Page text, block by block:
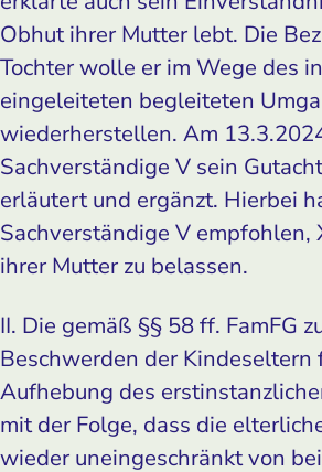
Obhut ihrer Mutter lebt. Die
Tochter wolle er im Wege des
eingeleiteten begleiteten
wiederherstellen. Am
Sachverständige V sein
erläutert und ergänzt. Hierbei
Sachverständige V empfohlen,
ihrer Mutter zu belassen.
II. Die gemäß §§ 58 ff. FamFG
Beschwerden der Kindeseltern
Aufhebung des
mit der Folge, dass die
wieder uneingeschränkt von